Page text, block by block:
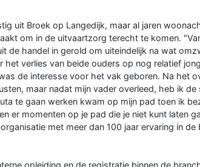
uit Broek op Langedijk, maar al jaren
om in de uitvaartzorg terecht te komen.
de handel in gerold om uiteindelijk na wat
het verlies van beide ouders op nog relatief
de interesse voor het vak geboren. Na het
maar nadat mijn vader overleed, heb ik
te gaan werken kwam op mijn pad toen ik
er momenten op je pad die je niet kunt laten
met meer dan 100 jaar ervaring in
opleiding en de registratie binnen de